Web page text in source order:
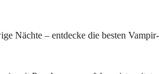
Nächte – entdecke die besten